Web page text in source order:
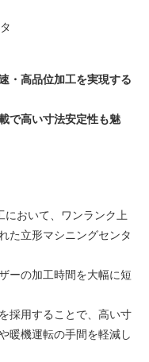
高品位加工を実現する
で高い寸法安定性も魅
において、ワンランク上
た立形マシニングセンタ
ーの加工時間を大幅に短
採用することで、高い寸
暖機運転の手間を軽減し